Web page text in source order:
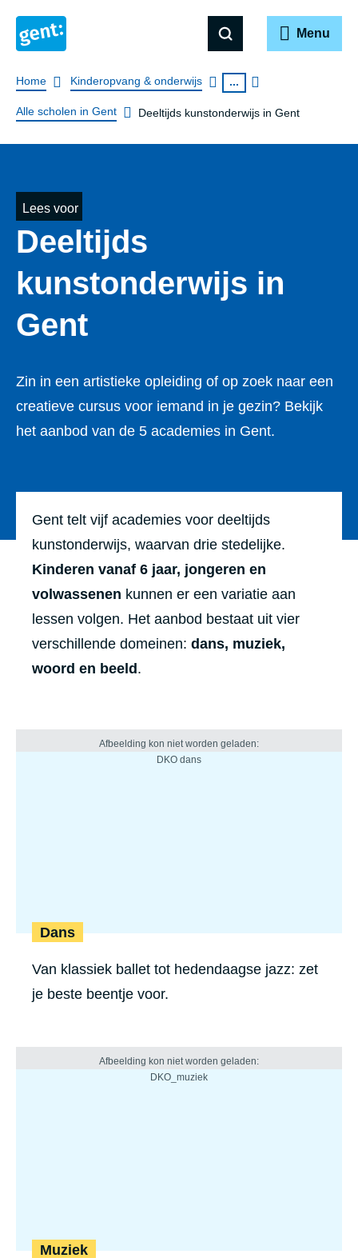
Menu
Breadcrumb
Home Kinderopvang & onderwijs ...
Alle scholen in Gent Deeltijds kunstonderwijs in Gent
Lees voor
Deeltijds
kunstonderwijs in
Gent
Zin in een artistieke opleiding of op zoek naar een
creatieve cursus voor iemand in je gezin? Bekijk
het aanbod van de 5 academies in Gent.
Gent telt vijf academies voor deeltijds
kunstonderwijs, waarvan drie stedelijke.
Kinderen vanaf 6 jaar, jongeren en
volwassenen kunnen er een variatie aan
lessen volgen. Het aanbod bestaat uit vier
verschillende domeinen: dans, muziek,
woord en beeld .
Dans
Van klassiek ballet tot hedendaagse jazz: zet
je beste beentje voor.
Muziek